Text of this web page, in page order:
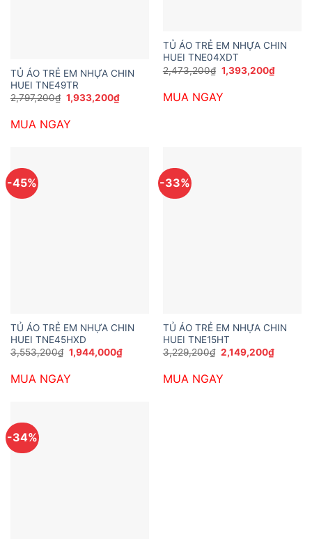
TỦ ÁO TRẺ EM NHỰA CHIN
HUEI TNE49TR
2,797,200₫ Giá
gốc
2,797,200₫.
1,933,200₫Giá
hiện
MUA NGAY
TỦ ÁO TRẺ EM NHỰA CHIN
HUEI TNE04XDT
2,473,200₫ Giá
gốc
2,473,200₫.
1,393,200₫Giá
hiện
MUA NGAY
-45%
TỦ ÁO TRẺ EM NHỰA CHIN
HUEI TNE45HXD
3,553,200₫ Giá
gốc
3,553,200₫.
1,944,000₫Giá
hiện
MUA NGAY
-33%
TỦ ÁO TRẺ EM NHỰA CHIN
HUEI TNE15HT
3,229,200₫ Giá
gốc
3,229,200₫.
2,149,200₫Giá
hiện
MUA NGAY
-34%